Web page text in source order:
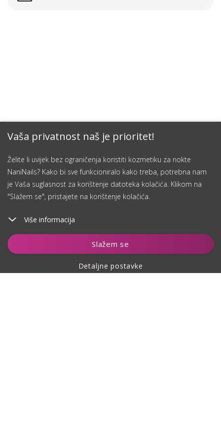
Vaša privatnost naš je prioritet!
Želite li uvijek bez ograničenja koristiti kozmetiku za nokte
NaniNails? Kako bi sve funkcioniralo kako treba, potrebna nam
je Vaša suglasnost za korištenje datoteka kolačića. Klikom na
"Slažem se", pristajete na korištenje kolačića.
Više informacija
Slažem se
Detaljne postavke
Dodaj u košaricu